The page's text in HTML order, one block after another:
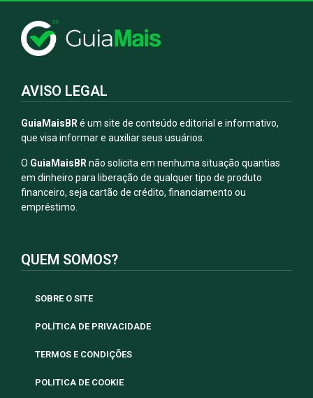
AVISO LEGAL
GuiaMaisBR é um site de conteúdo editorial e informativo,
que visa informar e auxiliar seus usuários.
O GuiaMaisBR não solicita em nenhuma situação quantias
em dinheiro para liberação de qualquer tipo de produto
financeiro, seja cartão de crédito, financiamento ou
empréstimo.
QUEM SOMOS?
SOBRE O SITE
POLÍTICA DE PRIVACIDADE
TERMOS E CONDIÇÕES
POLITICA DE COOKIE